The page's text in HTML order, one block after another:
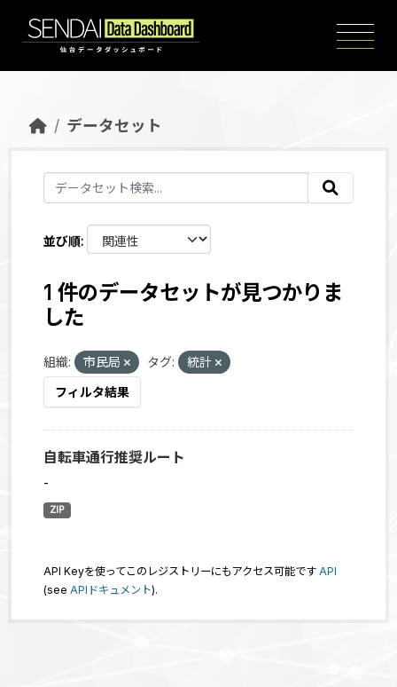
データセット
並び順
1 件のデータセットが見つかりま
した
組織: 市民局 タグ:
統計
フィルタ結果
自転車通行推奨ルート
-
ZIP
API Keyを使ってこのレジストリーにもアクセス可能です API
(see APIドキュメント).